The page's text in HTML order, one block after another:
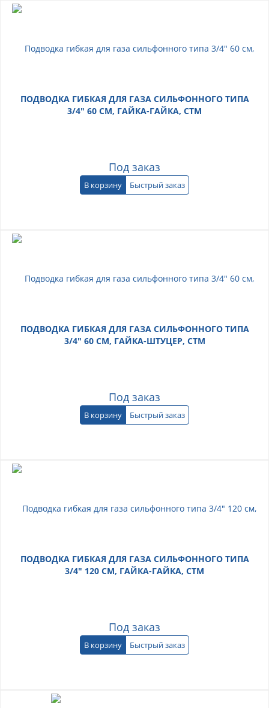
ПОДВОДКА ГИБКАЯ ДЛЯ ГАЗА СИЛЬФОННОГО ТИПА
3/4" 60 СМ, ГАЙКА-ГАЙКА, СТМ
Под заказ
В корзину Быстрый заказ
ПОДВОДКА ГИБКАЯ ДЛЯ ГАЗА СИЛЬФОННОГО ТИПА
3/4" 60 СМ, ГАЙКА-ШТУЦЕР, СТМ
Под заказ
В корзину Быстрый заказ
ПОДВОДКА ГИБКАЯ ДЛЯ ГАЗА СИЛЬФОННОГО ТИПА
3/4" 120 СМ, ГАЙКА-ГАЙКА, СТМ
Под заказ
В корзину Быстрый заказ